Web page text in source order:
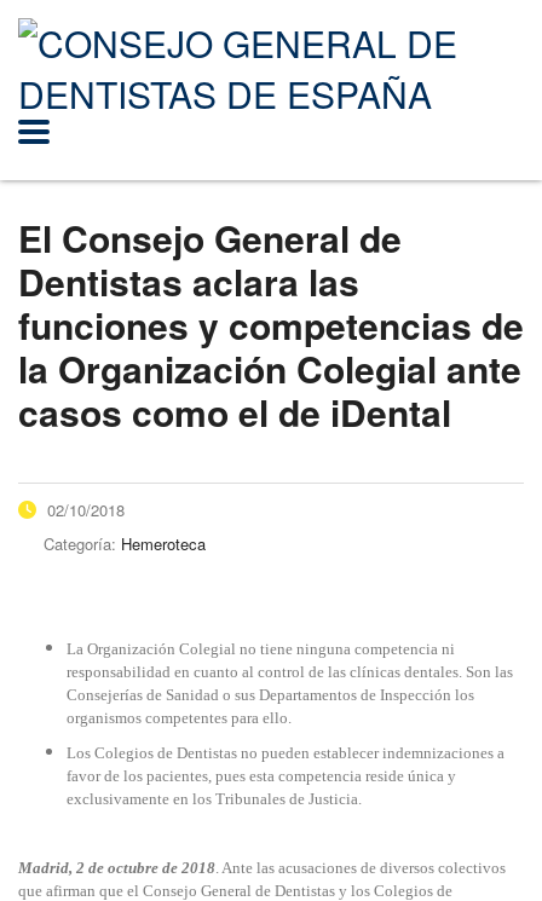
El Consejo General de
Dentistas aclara las
funciones y competencias de
la Organización Colegial ante
casos como el de iDental
02/10/2018
Categoría: Hemeroteca
La Organización Colegial no tiene ninguna competencia ni
responsabilidad en cuanto al control de las clínicas dentales. Son las
Consejerías de Sanidad o sus Departamentos de Inspección los
organismos competentes para ello.
Los Colegios de Dentistas no pueden establecer indemnizaciones a
favor de los pacientes, pues esta competencia reside única y
exclusivamente en los Tribunales de Justicia.
Madrid, 2 de octubre de 2018. Ante las acusaciones de diversos colectivos
que afirman que el Consejo General de Dentistas y los Colegios de